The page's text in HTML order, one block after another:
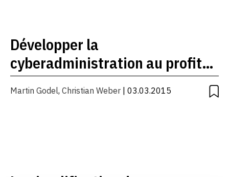
Développer la
cyberadministration au profit
des PME
Martin Godel, Christian Weber | 03.03.2015